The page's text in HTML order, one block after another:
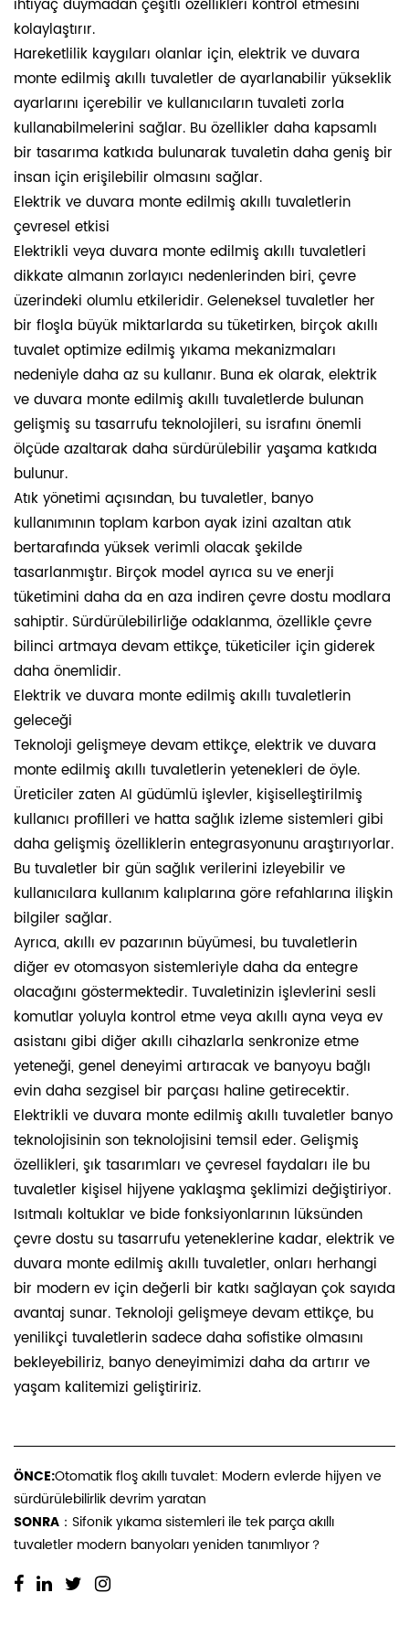
ihtiyaç duymadan çeşitli özellikleri kontrol etmesini
kolaylaştırır.
Hareketlilik kaygıları olanlar için, elektrik ve duvara
monte edilmiş akıllı tuvaletler de ayarlanabilir yükseklik
ayarlarını içerebilir ve kullanıcıların tuvaleti zorla
kullanabilmelerini sağlar. Bu özellikler daha kapsamlı
bir tasarıma katkıda bulunarak tuvaletin daha geniş bir
insan için erişilebilir olmasını sağlar.
Elektrik ve duvara monte edilmiş akıllı tuvaletlerin
çevresel etkisi
Elektrikli veya duvara monte edilmiş akıllı tuvaletleri
dikkate almanın zorlayıcı nedenlerinden biri, çevre
üzerindeki olumlu etkileridir. Geleneksel tuvaletler her
bir floşla büyük miktarlarda su tüketirken, birçok akıllı
tuvalet optimize edilmiş yıkama mekanizmaları
nedeniyle daha az su kullanır. Buna ek olarak, elektrik
ve duvara monte edilmiş akıllı tuvaletlerde bulunan
gelişmiş su tasarrufu teknolojileri, su israfını önemli
ölçüde azaltarak daha sürdürülebilir yaşama katkıda
bulunur.
Atık yönetimi açısından, bu tuvaletler, banyo
kullanımının toplam karbon ayak izini azaltan atık
bertarafında yüksek verimli olacak şekilde
tasarlanmıştır. Birçok model ayrıca su ve enerji
tüketimini daha da en aza indiren çevre dostu modlara
sahiptir. Sürdürülebilirliğe odaklanma, özellikle çevre
bilinci artmaya devam ettikçe, tüketiciler için giderek
daha önemlidir.
Elektrik ve duvara monte edilmiş akıllı tuvaletlerin
geleceği
Teknoloji gelişmeye devam ettikçe, elektrik ve duvara
monte edilmiş akıllı tuvaletlerin yetenekleri de öyle.
Üreticiler zaten AI güdümlü işlevler, kişiselleştirilmiş
kullanıcı profilleri ve hatta sağlık izleme sistemleri gibi
daha gelişmiş özelliklerin entegrasyonunu araştırıyorlar.
Bu tuvaletler bir gün sağlık verilerini izleyebilir ve
kullanıcılara kullanım kalıplarına göre refahlarına ilişkin
bilgiler sağlar.
Ayrıca, akıllı ev pazarının büyümesi, bu tuvaletlerin
diğer ev otomasyon sistemleriyle daha da entegre
olacağını göstermektedir. Tuvaletinizin işlevlerini sesli
komutlar yoluyla kontrol etme veya akıllı ayna veya ev
asistanı gibi diğer akıllı cihazlarla senkronize etme
yeteneği, genel deneyimi artıracak ve banyoyu bağlı
evin daha sezgisel bir parçası haline getirecektir.
Elektrikli ve duvara monte edilmiş akıllı tuvaletler banyo
teknolojisinin son teknolojisini temsil eder. Gelişmiş
özellikleri, şık tasarımları ve çevresel faydaları ile bu
tuvaletler kişisel hijyene yaklaşma şeklimizi değiştiriyor.
Isıtmalı koltuklar ve bide fonksiyonlarının lüksünden
çevre dostu su tasarrufu yeteneklerine kadar, elektrik ve
duvara monte edilmiş akıllı tuvaletler, onları herhangi
bir modern ev için değerli bir katkı sağlayan çok sayıda
avantaj sunar. Teknoloji gelişmeye devam ettikçe, bu
yenilikçi tuvaletlerin sadece daha sofistike olmasını
bekleyebiliriz, banyo deneyimimizi daha da artırır ve
yaşam kalitemizi geliştiririz.
ÖNCE:Otomatik floş akıllı tuvalet: Modern evlerde hijyen ve
sürdürülebilirlik devrim yaratan
SONRA： Sifonik yıkama sistemleri ile tek parça akıllı
tuvaletler modern banyoları yeniden tanımlıyor？